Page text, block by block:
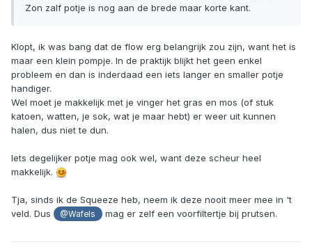
Zon zalf potje is nog aan de brede maar korte kant.
Klopt, ik was bang dat de flow erg belangrijk zou zijn, want het is
maar een klein pompje. In de praktijk blijkt het geen enkel
probleem en dan is inderdaad een iets langer en smaller potje
handiger.
Wel moet je makkelijk met je vinger het gras en mos (of stuk
katoen, watten, je sok, wat je maar hebt) er weer uit kunnen
halen, dus niet te dun.
Iets degelijker potje mag ook wel, want deze scheur heel
makkelijk.
Tja, sinds ik de Squeeze heb, neem ik deze nooit meer mee in 't
veld. Dus
@Wafels mag er zelf een voorfiltertje bij prutsen.